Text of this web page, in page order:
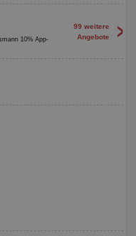
10% App-
99 weitere
Angebote
>